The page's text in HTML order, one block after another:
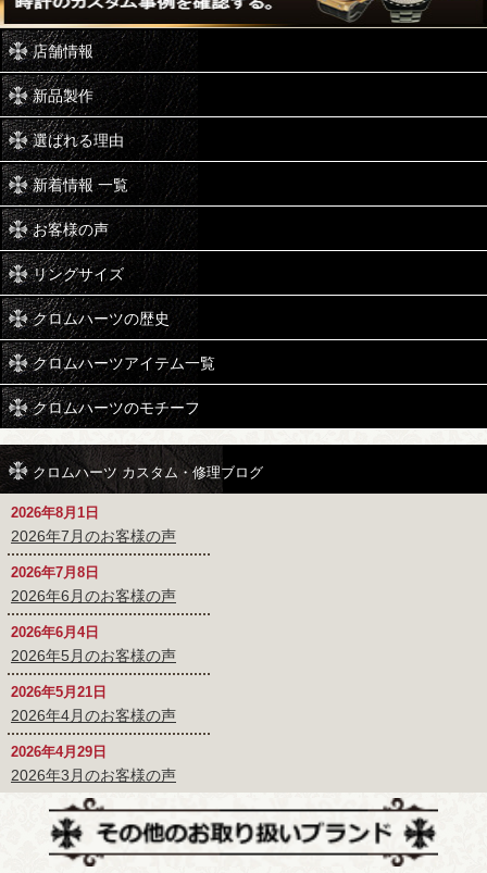
店舗情報
新品製作
選ばれる理由
新着情報 一覧
お客様の声
リングサイズ
クロムハーツの歴史
クロムハーツアイテム一覧
クロムハーツのモチーフ
クロムハーツ カスタム・修理ブログ
2026年8月1日
2026年7月のお客様の声
2026年7月8日
2026年6月のお客様の声
2026年6月4日
2026年5月のお客様の声
2026年5月21日
2026年4月のお客様の声
2026年4月29日
2026年3月のお客様の声